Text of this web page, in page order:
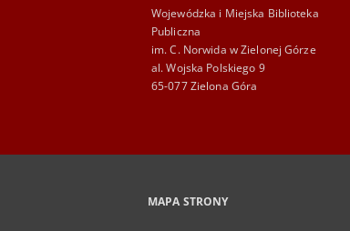
Wojewódzka i Miejska Biblioteka
Publiczna
im. C. Norwida w Zielonej Górze
al. Wojska Polskiego 9
65-077 Zielona Góra
MAPA STRONY